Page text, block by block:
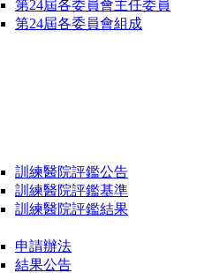
第24屆各委員會主任委員
第24屆各委員會組成
訓練醫院評鑑公告
訓練醫院評鑑基準
訓練醫院評鑑結果
申請辦法
結果公告